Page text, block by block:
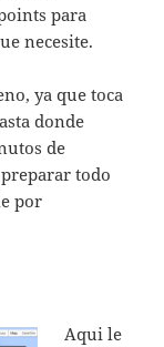
para
necesite.
ya que toca
donde
de
todo
por
Aqui le